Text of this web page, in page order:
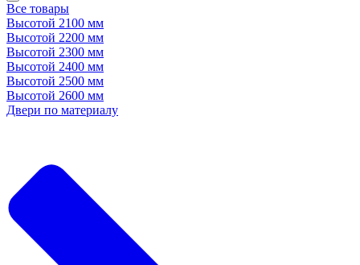
Все товары
Высотой 2100 мм
Высотой 2200 мм
Высотой 2300 мм
Высотой 2400 мм
Высотой 2500 мм
Высотой 2600 мм
Двери по материалу